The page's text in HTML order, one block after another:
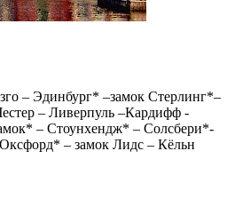
– Эдинбург* –замок Стерлинг*–
– Ливерпуль –Кардифф -
– Стоунхендж* – Солсбери*-
– замок Лидс – Кёльн